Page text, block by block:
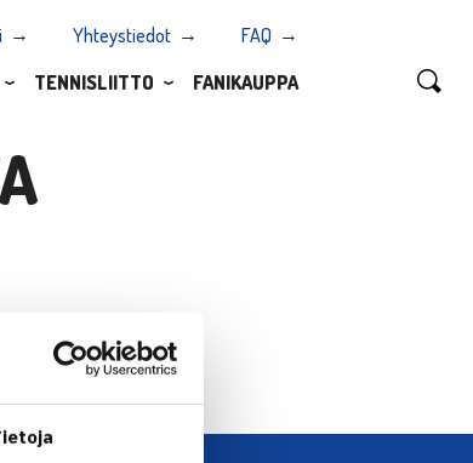
Yhteystiedot
FAQ
TENNISLIITTO FANIKAUPPA